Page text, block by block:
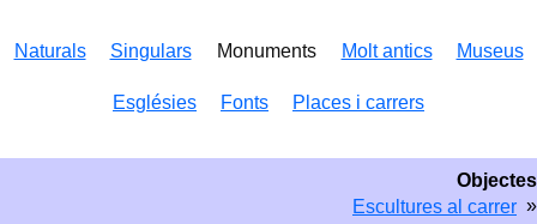
Naturals Singulars Monuments Molt antics Museus
Esglésies Fonts Places i carrers
Objectes
Escultures al carrer »